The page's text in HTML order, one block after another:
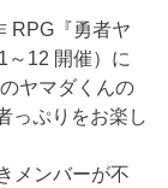
RPG『勇者ヤ
～12 開催）に
ヤマダくんの
っぷりをお楽し
メンバーが不